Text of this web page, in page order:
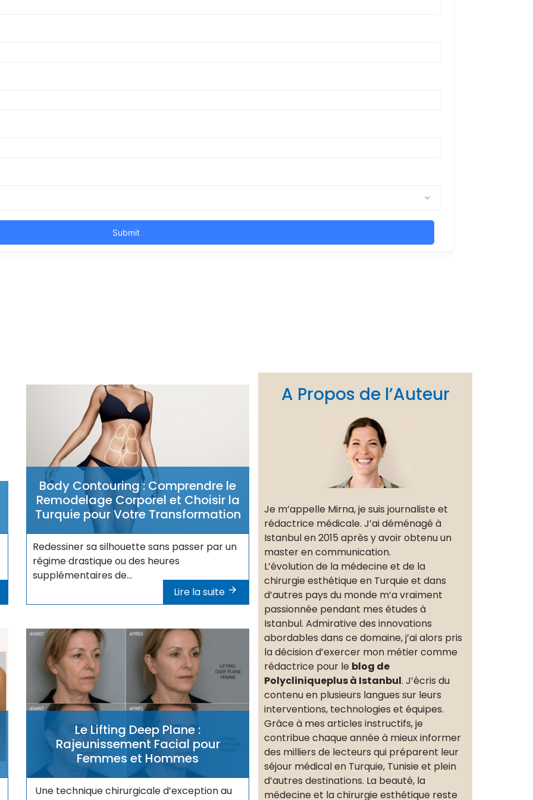
Body Contouring : Comprendre le
Remodelage Corporel et Choisir la
Turquie pour Votre Transformation
Redessiner sa silhouette sans passer par un
régime drastique ou des heures
supplémentaires de...
Lire la suite
Le Lifting Deep Plane :
Rajeunissement Facial pour
Femmes et Hommes
Une technique chirurgicale d’exception au
A Propos de l’Auteur
Je m’appelle Mirna, je suis journaliste et
rédactrice médicale. J’ai déménagé à
Istanbul en 2015 après y avoir obtenu un
master en communication.
L’évolution de la médecine et de la
chirurgie esthétique en Turquie et dans
d’autres pays du monde m’a vraiment
passionnée pendant mes études à
Istanbul. Admirative des innovations
abordables dans ce domaine, j’ai alors pris
la décision d’exercer mon métier comme
rédactrice pour le blog de
Polycliniqueplus à Istanbul. J’écris du
contenu en plusieurs langues sur leurs
interventions, technologies et équipes.
Grâce à mes articles instructifs, je
contribue chaque année à mieux informer
des milliers de lecteurs qui préparent leur
séjour médical en Turquie, Tunisie et plein
d’autres destinations. La beauté, la
médecine et la chirurgie esthétique reste